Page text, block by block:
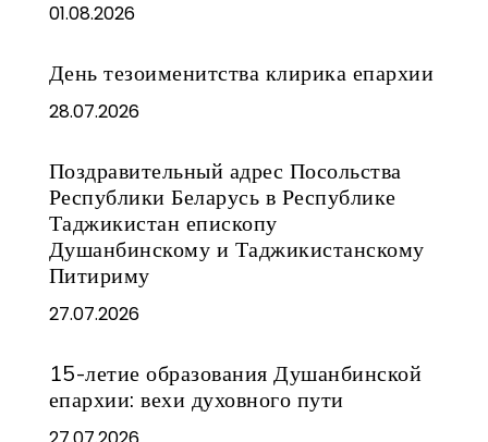
01.08.2026
День тезоименитства клирика епархии
28.07.2026
Поздравительный адрес Посольства
Республики Беларусь в Республике
Таджикистан епископу
Душанбинскому и Таджикистанскому
Питириму
27.07.2026
15-летие образования Душанбинской
епархии: вехи духовного пути